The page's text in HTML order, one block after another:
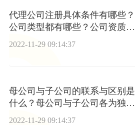
代理公司注册具体条件有哪些？
公司类型都有哪些？公司资质是
指什么？
2022-11-29 09:14:37
母公司与子公司的联系与区别是
什么？母公司与子公司各为独立
2022-11-29 09:14:37